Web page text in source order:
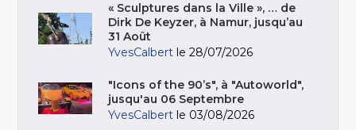
« Sculptures dans la Ville », … de
Dirk De Keyzer, à Namur, jusqu’au
31 Août
YvesCalbert le 28/07/2026
"Icons of the 90’s", à "Autoworld",
jusqu'au 06 Septembre
YvesCalbert le 03/08/2026